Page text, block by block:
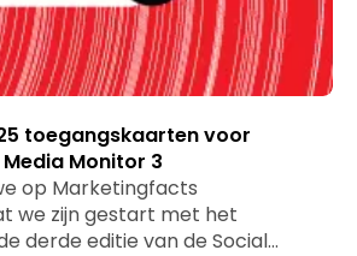
toegangskaarten voor
Monitor 3
op Marketingfacts
we zijn gestart met het
derde editie van de Social…